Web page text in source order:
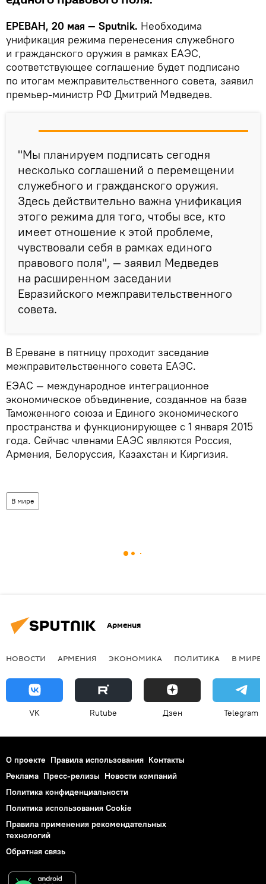
ЕРЕВАН, 20 мая — Sputnik. Необходима
унификация режима перенесения служебного
и гражданского оружия в рамках ЕАЭС,
соответствующее соглашение будет подписано
по итогам межправительственного совета, заявил
премьер-министр РФ Дмитрий Медведев.
"Мы планируем подписать сегодня
несколько соглашений о перемещении
служебного и гражданского оружия.
Здесь действительно важна унификация
этого режима для того, чтобы все, кто
имеет отношение к этой проблеме,
чувствовали себя в рамках единого
правового поля", — заявил Медведев
на расширенном заседании
Евразийского межправительственного
совета.
В Ереване в пятницу проходит заседание
межправительственного совета ЕАЭС.
ЕЭАС — международное интеграционное
экономическое объединение, созданное на базе
Таможенного союза и Единого экономического
пространства и функционирующее с 1 января 2015
года. Сейчас членами ЕАЭС являются Россия,
Армения, Белоруссия, Казахстан и Киргизия.
В мире
Армения
НОВОСТИ АРМЕНИЯ ЭКОНОМИКА ПОЛИТИКА В МИРЕ
VK Rutube Дзен Telegram
О проекте Правила использования Контакты
Реклама Пресс-релизы Новости компаний
Политика конфиденциальности
Политика использования Cookie
Правила применения рекомендательных
технологий
Обратная связь